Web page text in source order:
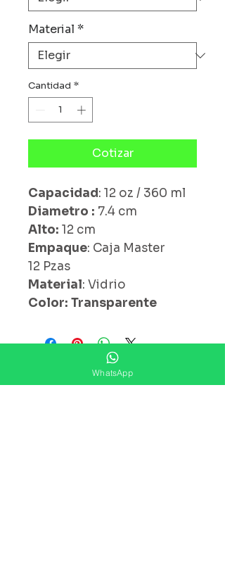
Material *
Cantidad *
Cotizar
Capacidad: 12 oz / 360 ml
Diametro : 7.4 cm
Alto: 12 cm
Empaque: Caja Master
12 Pzas
Material: Vidrio
Color: Transparente
¿ Ya Nos Sigues ?
WhatsApp